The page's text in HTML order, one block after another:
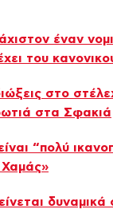
έναν
του
στο
στα Σφακιά
“πολύ